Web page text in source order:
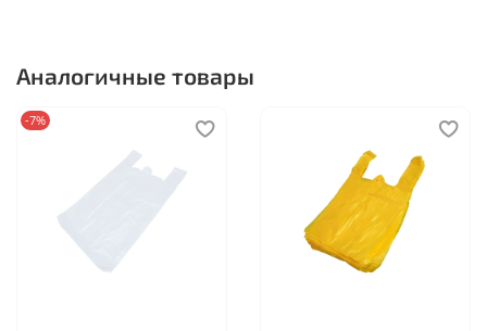
Аналогичные товары
-7%